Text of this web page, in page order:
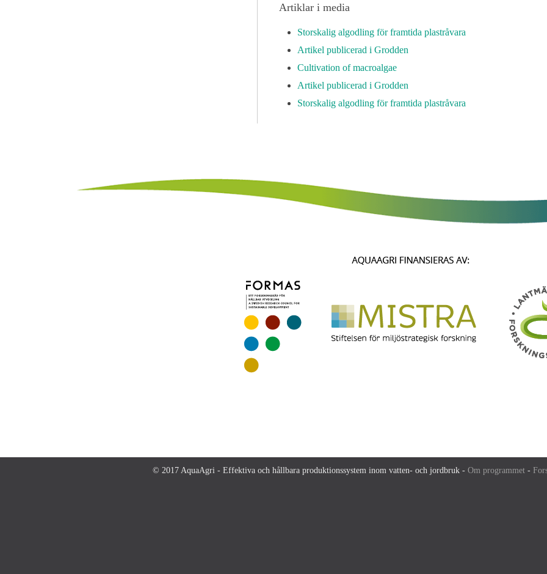
Artiklar i media
Storskalig algodling för framtida plastråvara
Artikel publicerad i Grodden
Cultivation of macroalgae
Artikel publicerad i Grodden
Storskalig algodling för framtida plastråvara
© 2017 AquaAgri - Effektiva och hållbara produktionssystem inom vatten- och jordbruk - Om programmet -